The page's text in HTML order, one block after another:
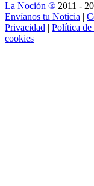
La Noción ® 2011 -
Envíanos tu Noticia |
Privacidad | Política de
cookies